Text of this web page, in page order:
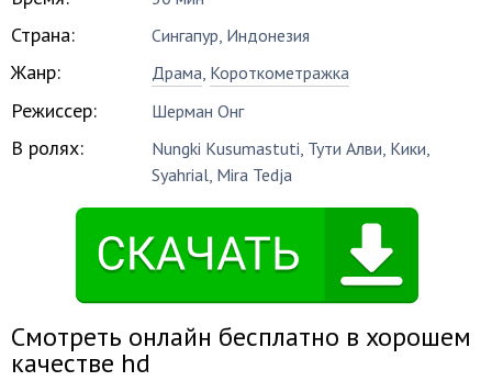
Страна: Сингапур, Индонезия
Жанр: Драма, Короткометражка
Режиссер: Шерман Онг
В ролях: Nungki Kusumastuti, Тути Алви, Кики,
Syahrial, Mira Tedja
Смотреть онлайн бесплатно в хорошем
качестве hd